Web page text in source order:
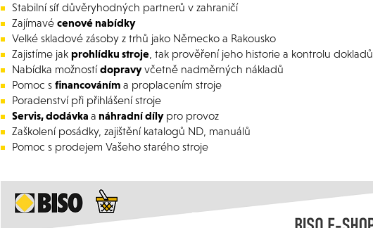
Stabilní síť důvěryhodných partnerů v zahraničí
Zajímavé cenové nabídky
Velké skladové zásoby z trhů jako Německo a Rakousko
Zajistíme jak prohlídku stroje , tak prověření jeho historie a kontrolu dokladů
Nabídka možnostídopravyvčetně nadměrných nákladů
Pomoc s financováním a proplacením stroje
Poradenství při přihlášení stroje
Servis, dodávka a náhradní dílypro provoz
Zaškolení posádky, zajištění katalogů ND, manuálů
Pomoc s prodejem Vašeho starého stroje